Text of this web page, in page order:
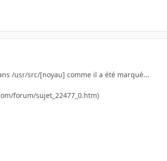
/usr/src/[noyau] comme il a été marqué...
forum/sujet_22477_0.htm)